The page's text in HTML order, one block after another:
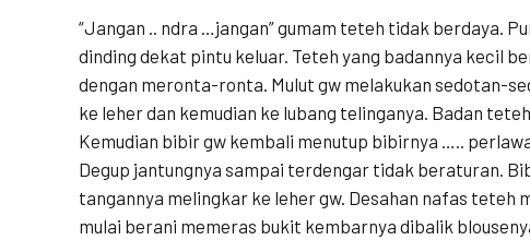
“Jangan .. ndra …jangan” gumam teteh tidak berdaya.
dinding dekat pintu keluar. Teteh yang badannya kecil
dengan meronta-ronta. Mulut gw melakukan sedotan-
ke leher dan kemudian ke lubang telinganya. Badan
Kemudian bibir gw kembali menutup bibirnya …..
Degup jantungnya sampai terdengar tidak beraturan.
tangannya melingkar ke leher gw. Desahan nafas teteh
mulai berani memeras bukit kembarnya dibalik